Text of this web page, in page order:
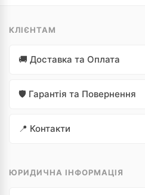
КЛІЄНТАМ
🚚 Доставка та Оплата
🛡️ Гарантія та Повернення
📍 Контакти
ЮРИДИЧНА ІНФОРМАЦІЯ